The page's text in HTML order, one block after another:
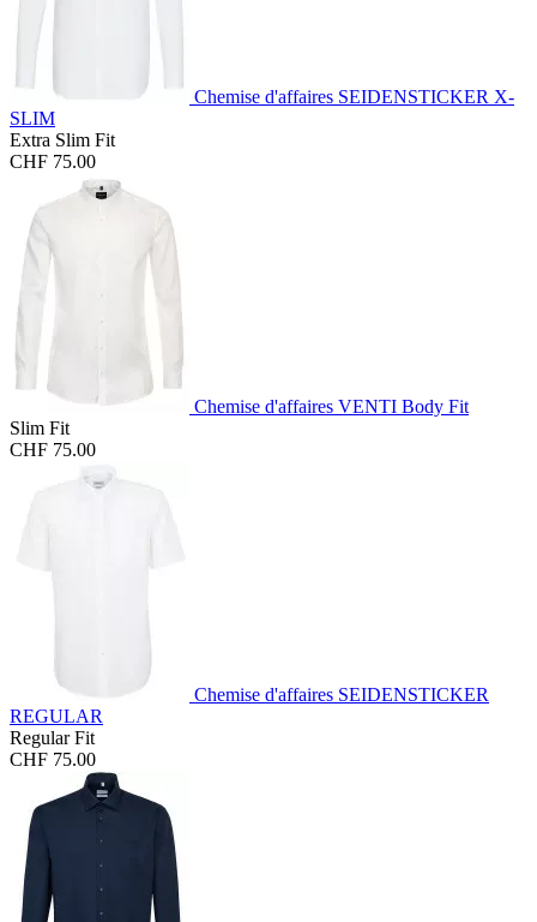
Chemise d'affaires SEIDENSTICKER X-
SLIM
Extra Slim Fit
CHF 75.00
Chemise d'affaires VENTI Body Fit
Slim Fit
CHF 75.00
Chemise d'affaires SEIDENSTICKER
REGULAR
Regular Fit
CHF 75.00